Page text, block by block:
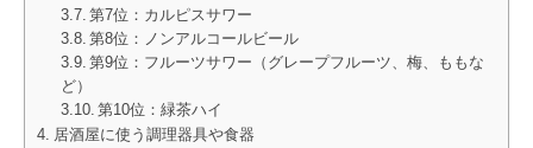
第7位：カルピスサワー
第8位：ノンアルコールビール
第9位：フルーツサワー（グレープフルーツ、梅、ももな
ど）
第10位：緑茶ハイ
居酒屋に使う調理器具や食器